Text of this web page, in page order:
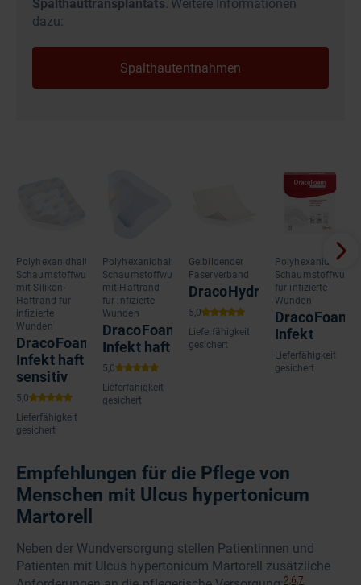
Spalthauttransplantats Weitere Informationen
dazu:
Spalthautentnahmen
Polyhexanidhaltige
Schaumstoffwundauflage
mit Silikon-
Haftrand für
infizierte
Wunden
DracoFoam
Infekt haft
sensitiv
Lieferfähigkeit
gesichert
Polyhexanidhaltige
Schaumstoffwundauflage
mit Haftrand
für infizierte
Wunden
DracoFoam
Infekt haft
Lieferfähigkeit
gesichert
Gelbildender
Faserverband
DracoHydrofaser
Lieferfähigkeit
gesichert
Polyhexanidhaltige
für infizierte
Wunden
DracoFoam
Infekt
Lieferfähigkeit
gesichert
Empfehlungen für die Pflege von
Menschen mit Ulcus hypertonicum
Martorell
Neben der Wundversorgung stellen Patientinnen und
Patienten mit Ulcus hypertonicum Martorell zusätzliche
2,6,7